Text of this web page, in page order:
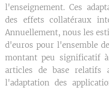
l'enseignement. Ces
des effets collatéraux
Annuellement, nous les
d'euros pour l'ensemble
montant peu significatif
articles de base relatifs
l'adaptation des